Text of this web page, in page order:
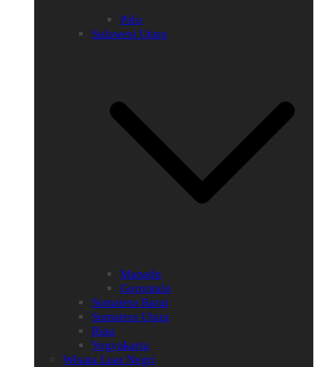
Palu
Sulawesi Utara
Manado
Gorontalo
Sumatera Barat
Sumatera Utara
Riau
Yogyakarta
Wisata Luar Negri